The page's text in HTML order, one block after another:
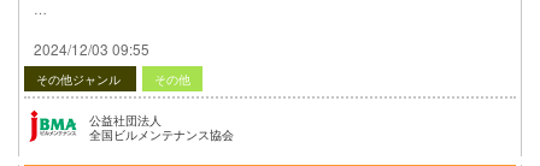
2024/12/03 09:55
その他ジャンル その他
公益社団法人
全国ビルメンテナンス協会